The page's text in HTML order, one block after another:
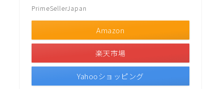
PrimeSellerJapan
Amazon
楽天市場
Yahooショッピング